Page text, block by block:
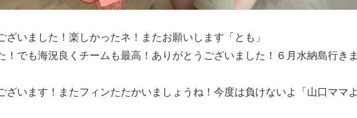
ざいました！楽しかったネ！またお願いします「とも」
！でも海況良くチームも最高！ありがとうございました！６月水納島行きま
ざいます！またフィンたたかいましょうね！今度は負けないよ「山口ママよ